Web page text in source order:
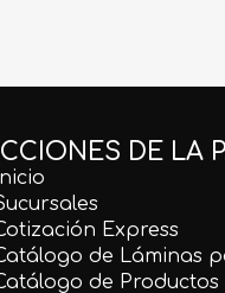
DE LA
Express
de Láminas
de